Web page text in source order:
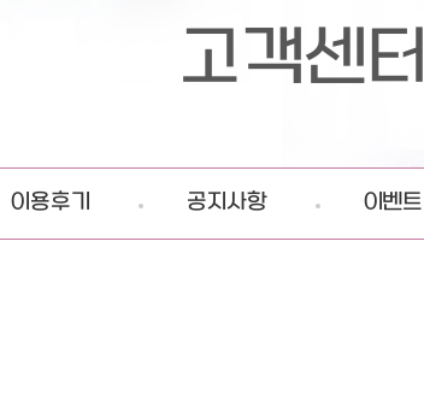
고객센터
이용후기 공지사항 이벤트